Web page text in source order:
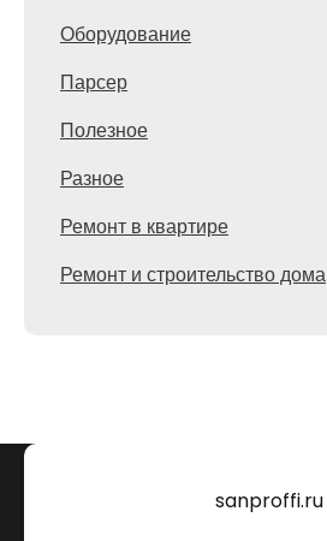
Оборудование
Парсер
Полезное
Разное
Ремонт в квартире
Ремонт и строительство дома
sanproffi.ru